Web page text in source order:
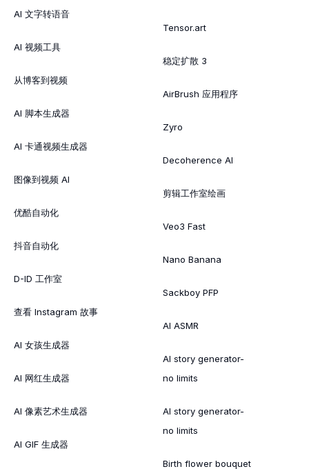
AI 文字转语音
AI 视频工具
从博客到视频
AI 脚本生成器
AI 卡通视频生成器
图像到视频 AI
优酷自动化
抖音自动化
D-ID 工作室
查看 Instagram 故事
AI 女孩生成器
AI 网红生成器
AI 像素艺术生成器
AI GIF 生成器
Tensor.art
稳定扩散 3
AirBrush 应用程序
Zyro
Decoherence AI
剪辑工作室绘画
Veo3 Fast
Nano Banana
Sackboy PFP
AI ASMR
AI story generator-
no limits
AI story generator-
no limits
Birth flower bouquet